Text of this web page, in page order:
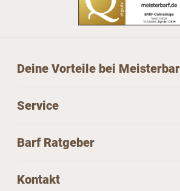
Deine Vorteile bei
Service
Barf Ratgeber
Kontakt